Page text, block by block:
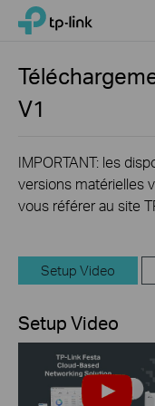
Click
the
navigation
TP-Link, Reliably Smart
V1
IMPORTANT: les
versions matérielles
vous référer au site
Setup Video
Setup Video